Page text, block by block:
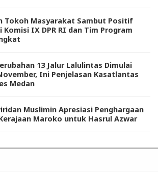
Tokoh Masyarakat Sambut Positif
Komisi IX DPR RI dan Tim Program
13 Jalur Lalulintas Dimulai
Ini Penjelasan Kasatlantas
Medan
Muslimin Apresiasi Penghargaan
Maroko untuk Hasrul Azwar